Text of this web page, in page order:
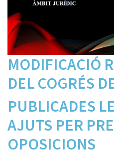
MODIFICACIÓ
DEL COGRÉS
PUBLICADES
AJUTS PER
OPOSICIONS